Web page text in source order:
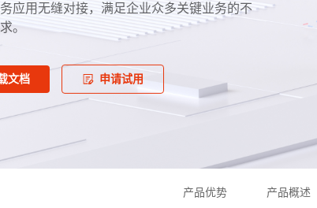
应用无缝对接，满足企业众多关键业务的不
。
文档 申请试用
产品优势 产品概述